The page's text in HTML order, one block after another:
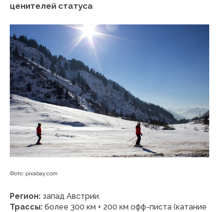
ценителей статуса
Фото: pixabay.com
Регион: запад Австрии.
Трассы: более 300 км + 200 км офф-писта (катание